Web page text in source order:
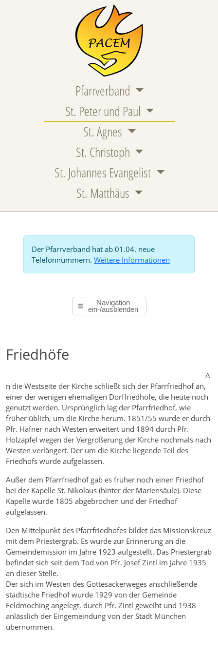
Pfarrverband
St. Peter und Paul
St. Agnes
St. Christoph
St. Johannes Evangelist
St. Matthäus
Der Pfarrverband hat ab 01.04. neue
Telefonnummern. Weitere Informationen
Navigation
ein-/ausblenden
Friedhöfe
A
n die Westseite der Kirche schließt sich der Pfarrfriedhof an,
einer der wenigen ehemaligen Dorffriedhöfe, die heute noch
genutzt werden. Ursprünglich lag der Pfarrfriedhof, wie
früher üblich, um die Kirche herum. 1851/55 wurde er durch
Pfr. Hafner nach Westen erweitert und 1894 durch Pfr.
Holzapfel wegen der Vergrößerung der Kirche nochmals nach
Westen verlängert. Der um die Kirche liegende Teil des
Friedhofs wurde aufgelassen.
Außer dem Pfarrfriedhof gab es früher noch einen Friedhof
bei der Kapelle St. Nikolaus (hinter der Mariensäule). Diese
Kapelle wurde 1805 abgebrochen und der Friedhof
aufgelassen.
Den Mittelpunkt des Pfarrfriedhofes bildet das Missionskreuz
mit dem Priestergrab. Es wurde zur Erinnerung an die
Gemeindemission im Jahre 1923 aufgestellt. Das Priestergrab
befindet sich seit dem Tod von Pfr. Josef Zintl im Jahre 1935
an dieser Stelle.
Der sich im Westen des Gottesackerweges anschließende
städtische Friedhof wurde 1929 von der Gemeinde
Feldmoching angelegt, durch Pfr. Zintl geweiht und 1938
anlässlich der Eingemeindung von der Stadt München
übernommen.